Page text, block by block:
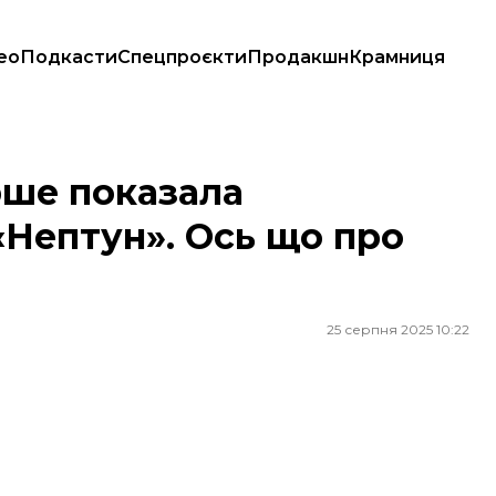
ПодкастиСпецпроєктиПродакшнКрамниця
Ось що про неї відомо
показала
Ось що про
25 серпня 2025 10:22